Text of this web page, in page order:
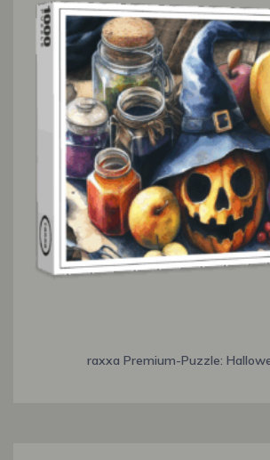
raxxa Premium-Puzzle: